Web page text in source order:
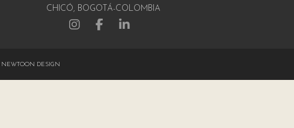
CHICÓ, BOGOTÁ-COLOMBIA
NEWTOON DESIGN